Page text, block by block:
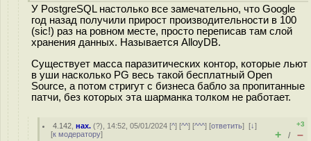
У PostgreSQL настолько все замечательно, что Google
год назад получили прирост производительности в 100
(sic!) раз на ровном месте, просто переписав там слой
хранения данных. Называется AlloyDB.
Существует масса паразитических контор, которые льют
в уши насколько PG весь такой бесплатный Open
Source, а потом стригут с бизнеса бабло за пропитанные
патчи, без которых эта шарманка толком не работает.
4.142 ,нах. (?), 14:52, 05/01/2024 [^] [^^] [^^^] [ответить][↓]
[к модератору]
+3
+ / –